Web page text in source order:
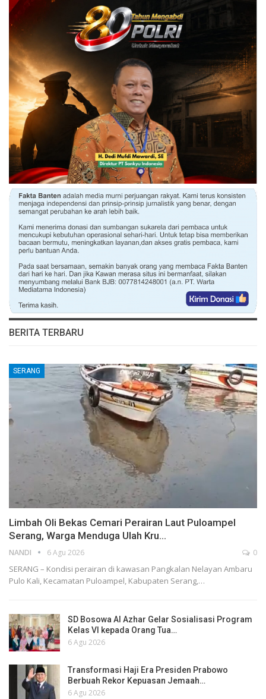
BERITA TERBARU
SERANG
Limbah Oli Bekas Cemari Perairan Laut Puloampel
Serang, Warga Menduga Ulah Kru…
NANDI 6 Agu 2026 0
SERANG – Kondisi perairan di kawasan Pangkalan Nelayan Ambaru
Pulo Kali, Kecamatan Puloampel, Kabupaten Serang,…
SD Bosowa Al Azhar Gelar Sosialisasi Program
Kelas VI kepada Orang Tua…
6 Agu 2026
Transformasi Haji Era Presiden Prabowo
Berbuah Rekor Kepuasan Jemaah…
6 Agu 2026